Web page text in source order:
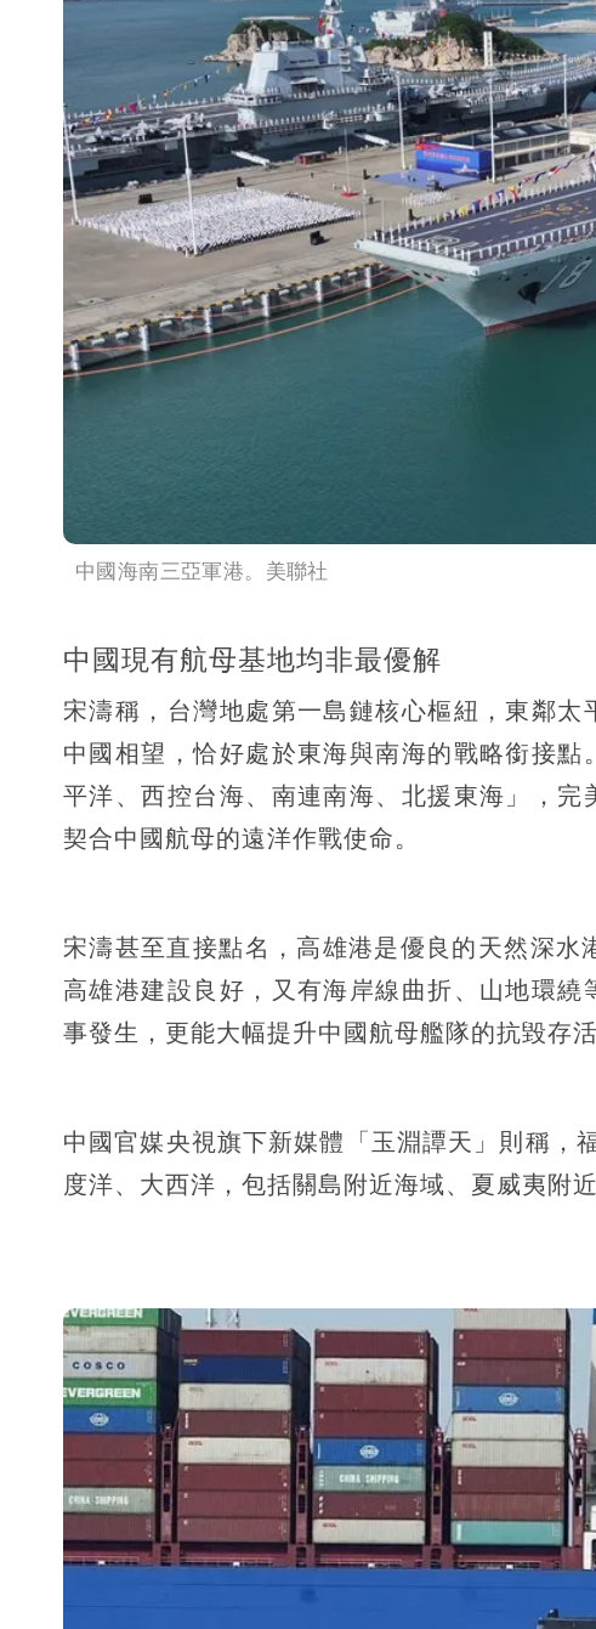
中國海南三亞軍港。美聯社
中國現有航母基地均非最優解
宋濤稱，台灣地處第一島鏈核心樞紐，東鄰
中國相望，恰好處於東海與南海的戰略銜接
平洋、西控台海、南連南海、北援東海」，
契合中國航母的遠洋作戰使命。
宋濤甚至直接點名，高雄港是優良的天然深
高雄港建設良好，又有海岸線曲折、山地環
事發生，更能大幅提升中國航母艦隊的抗毀存活
中國官媒央視旗下新媒體「玉淵譚天」則稱，
度洋、大西洋，包括關島附近海域、夏威夷附